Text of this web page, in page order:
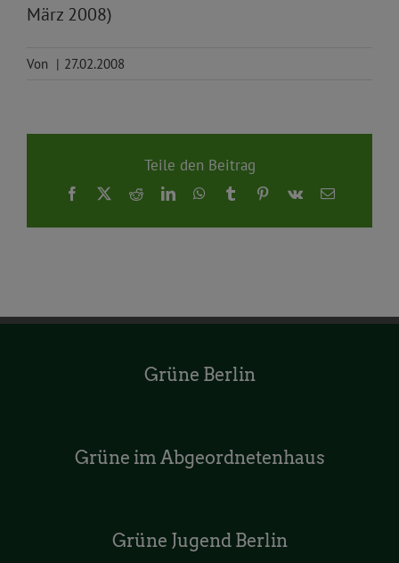
März 2008)
Von | 27.02.2008
Teile den Beitrag
Facebook
X RedditLinkedInWhatsApp
TumblrPinterest
Vk
E-
Grüne Berlin
Grüne im Abgeordnetenhaus
Grüne Jugend Berlin